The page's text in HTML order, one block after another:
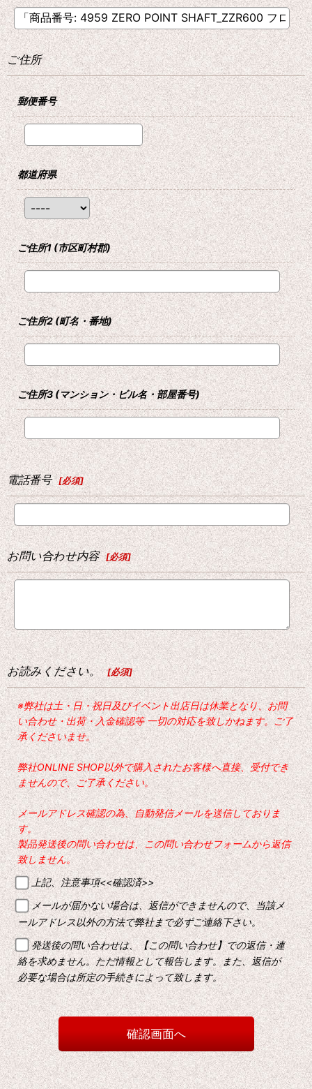
ご住所
郵便番号
都道府県
ご住所1(市区町村郡)
ご住所2(町名・番地)
ご住所3(マンション・ビル名・部屋番号)
電話番号 [必須]
お問い合わせ内容 [必須]
お読みください。 [必須]
※弊社は土・日・祝日及びイベント出店日は休業となり、お問
い合わせ・出荷・入金確認等 一切の対応を致しかねます。ご了
承くださいませ。
弊社ONLINE SHOP以外で購入されたお客様へ直接、受付でき
ませんので、ご了承ください。
メールアドレス確認の為、自動発信メールを送信しておりま
す。
製品発送後の問い合わせは、この問い合わせフォームから返信
致しません。
上記、注意事項<<確認済>>
メールが届かない場合は、返信ができませんので、当該メ
ールアドレス以外の方法で弊社まで必ずご連絡下さい。
発送後の問い合わせは、【この問い合わせ】での返信・連
絡を求めません。ただ情報として報告します。また、返信が
必要な場合は所定の手続きによって致します。
確認画面へ